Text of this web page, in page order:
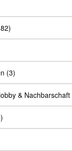
(3)
& Nachbarschaft